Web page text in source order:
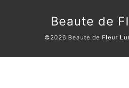
Beaute de
©2026 Beaute de Fleur